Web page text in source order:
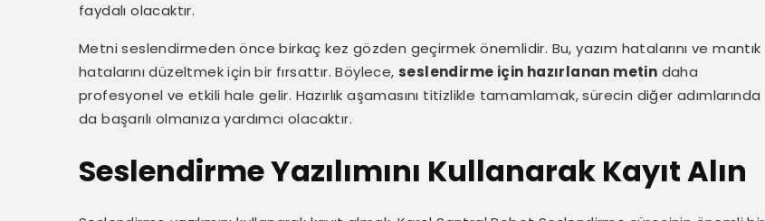
faydalı olacaktır.
Metni seslendirmeden önce birkaç kez gözden geçirmek önemlidir. Bu, yazım hatalarını ve mantık
hatalarını düzeltmek için bir fırsattır. Böylece, seslendirme için hazırlanan metin daha
profesyonel ve etkili hale gelir. Hazırlık aşamasını titizlikle tamamlamak, sürecin diğer adımlarında
da başarılı olmanıza yardımcı olacaktır.
Seslendirme Yazılımını Kullanarak Kayıt Alın